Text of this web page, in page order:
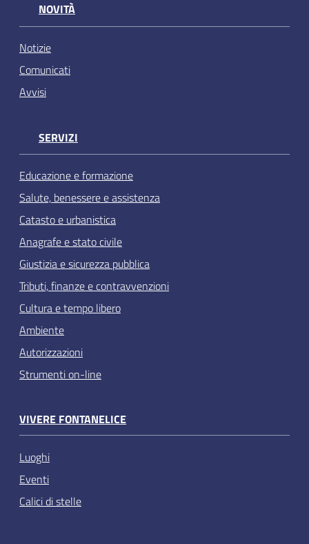
NOVITÀ
Notizie
Comunicati
Avvisi
SERVIZI
Educazione e formazione
Salute, benessere e assistenza
Catasto e urbanistica
Anagrafe e stato civile
Giustizia e sicurezza pubblica
Tributi, finanze e contravvenzioni
Cultura e tempo libero
Ambiente
Autorizzazioni
Strumenti on-line
VIVERE FONTANELICE
Luoghi
Eventi
Calici di stelle